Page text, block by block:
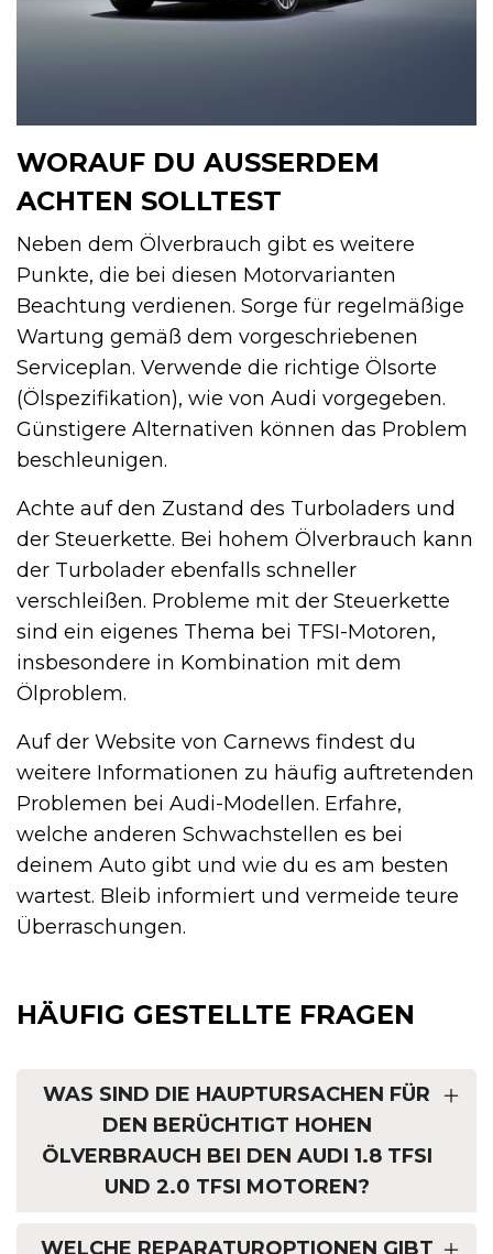
WORAUF DU AUSSERDEM A
CHTEN SOLLTEST
Neben dem Ölverbrauch gibt es weitere
Punkte, die bei diesen Motorvarianten
Beachtung verdienen. Sorge für regelmäßige
Wartung gemäß dem vorgeschriebenen
Serviceplan. Verwende die richtige Ölsorte
(Ölspezifikation), wie von Audi vorgegeben.
Günstigere Alternativen können das Problem
beschleunigen.
Achte auf den Zustand des Turboladers und
der Steuerkette. Bei hohem Ölverbrauch kann
der Turbolader ebenfalls schneller
verschleißen. Probleme mit der Steuerkette
sind ein eigenes Thema bei TFSI-Motoren,
insbesondere in Kombination mit dem
Ölproblem.
Auf der Website von Carnews findest du
weitere Informationen zu häufig auftretenden
Problemen bei Audi-Modellen. Erfahre,
welche anderen Schwachstellen es bei
deinem Auto gibt und wie du es am besten
wartest. Bleib informiert und vermeide teure
Überraschungen.
HÄUFIG GESTELLTE FRAGEN
WAS SIND DIE HAUPTURSACHEN FÜR
DEN BERÜCHTIGT HOHEN
ÖLVERBRAUCH BEI DEN AUDI 1.8 TFSI
UND 2.0 TFSI MOTOREN?
WELCHE REPARATUROPTIONEN GIBT